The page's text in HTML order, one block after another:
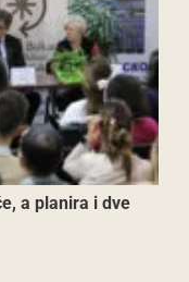
a planira i dve